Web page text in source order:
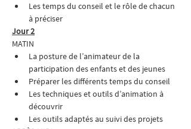
Les temps du conseil et le rôle de chacun
à préciser
Jour 2
MATIN
La posture de l’animateur de la
participation des enfants et des jeunes
Préparer les différents temps du conseil
Les techniques et outils d’animation à
découvrir
Les outils adaptés au suivi des projets